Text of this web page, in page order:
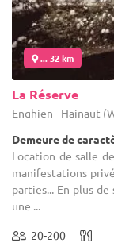
... 32 km
La Réserve
Enghien - Hainaut
Demeure de
Location de salle
manifestations
parties... En plus de
une ...
20-200